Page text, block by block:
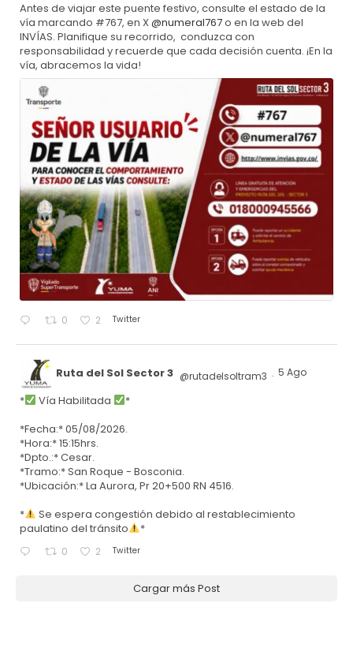
Antes de viajar este puente festivo, consulte el estado de la
vía marcando #767, en X@numeral767o en la web del
INVÍAS. Planifique su recorrido, conduzca con
responsabilidad y recuerde que cada decisión cuenta. ¡En la
vía, abracemos la vida!
0 2 Twitter
Ruta del Sol Sector 3 @rutadelsoltram3 · 5 Ago
* Vía Habilitada
*
*Fecha:* 05/08/2026.
*Hora:* 15:15hrs.
*Dpto.:* Cesar.
*Tramo:* San Roque - Bosconia.
*Ubicación:* La Aurora, Pr 20+500 RN 4516.
*
Se espera congestión debido al restablecimiento
paulatino del tránsito
*
0 2 Twitter
Cargar más Post